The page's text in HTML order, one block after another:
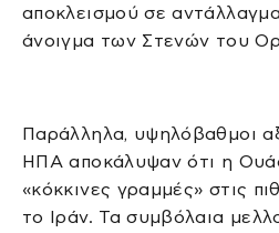
αποκλεισμού σε
άνοιγμα των Στενών του
Παράλληλα, υψηλόβαθμοι
ΗΠΑ αποκάλυψαν ότι η
«κόκκινες γραμμές» στις
το Ιράν. Τα συμβόλαια